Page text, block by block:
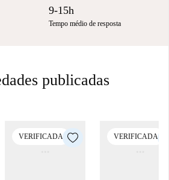
9-15h
Tempo médio de resposta
publicadas
VERIFICADA VERIFICADA